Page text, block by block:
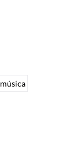
música